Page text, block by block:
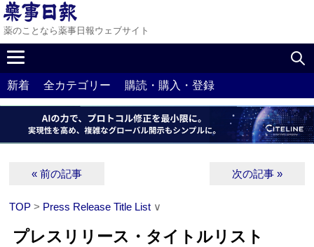
薬のことなら薬事日報ウェブサイト
新着 全カテゴリー 購読・購入・登録
« 前の記事 次の記事 »
TOP > Press Release Title List ∨
プレスリリース・タイトルリスト